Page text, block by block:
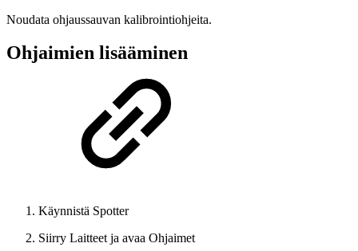
Noudata ohjaussauvan kalibrointiohjeita.
Ohjaimien lisääminen
Käynnistä Spotter
Siirry Laitteet ja avaa Ohjaimet